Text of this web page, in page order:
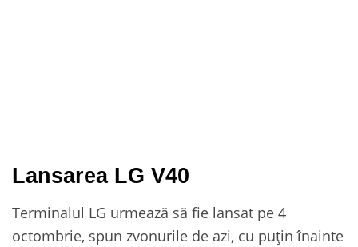
Lansarea LG V40
Terminalul LG urmează să fie lansat pe 4
octombrie, spun zvonurile de azi, cu puțin înainte